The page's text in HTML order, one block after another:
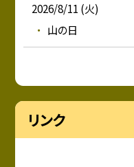
2026/8/11 (火)
山の日
リンク